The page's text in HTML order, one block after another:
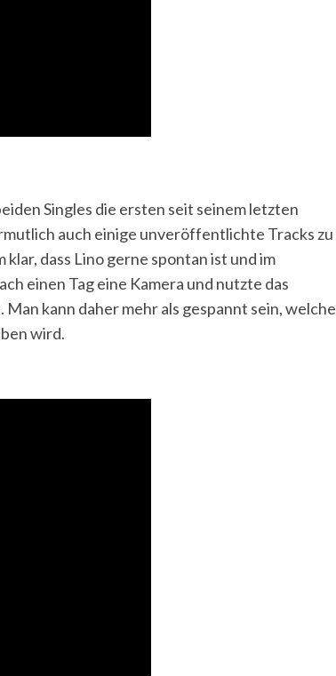
Singles die ersten seit seinem letzten
auch einige unveröffentlichte Tracks zu
dass Lino gerne spontan ist und im
einen Tag eine Kamera und nutzte das
kann daher mehr als gespannt sein, welche
wird.